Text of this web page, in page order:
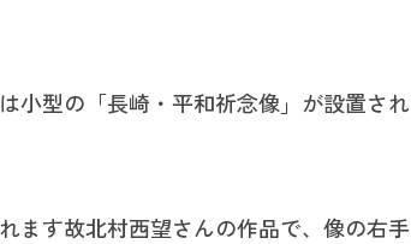
小型の「長崎・平和祈念像」が設置され
ます故北村西望さんの作品で、像の右